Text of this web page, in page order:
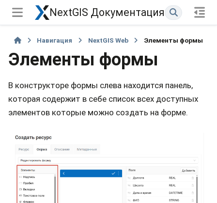
NextGIS Документация
Навигация NextGIS Web Элементы формы
Элементы формы
В конструкторе формы слева находится панель,
которая содержит в себе список всех доступных
элементов которые можно создать на форме.